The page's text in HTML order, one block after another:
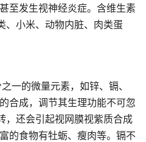
至发生视神经炎症。含维生素
、小米、动物内脏、肉类蛋
一的微量元素，如锌、镉、
合成，调节其生理功能不可忽
，还会引起视网膜视紫质合成
的食物有牡蛎、瘦肉等。镉不